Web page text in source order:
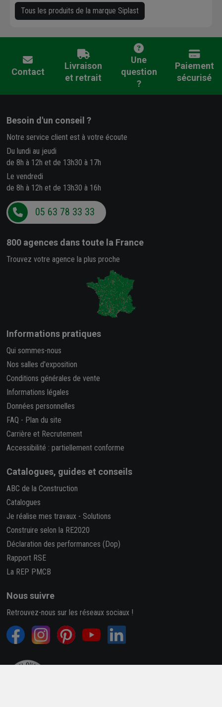
Tous les produits de la marque Siplast
Contact
Livraison
et retrait
Une
question
?
Paiement
sécurisé
Besoin d'un conseil ?
Notre service client est à votre écoute
Du lundi au jeudi
de 8h à 12h et de 13h30 à 17h
Le vendredi
de 8h à 12h et de 13h30 à 16h
05 63 78 33 33
800 agences dans toute la France
Trouvez votre agence la plus proche
Informations pratiques
Qui sommes-nous
Nos salles d'exposition
Conditions générales de vente
Informations légales
Données personnelles
FAQ - Plan du site
Carrière et Recrutement
Accessibilité : partiellement conforme
Catalogues, guides et conseils
ABC de la Construction
Catalogues
Je réalise mes travaux - Solutions
Construire selon la RE2020
Déclaration des performances (Dop)
Rapport RSE
La REP PMCB
Nous suivre
Retrouvez-nous sur les réseaux sociaux !